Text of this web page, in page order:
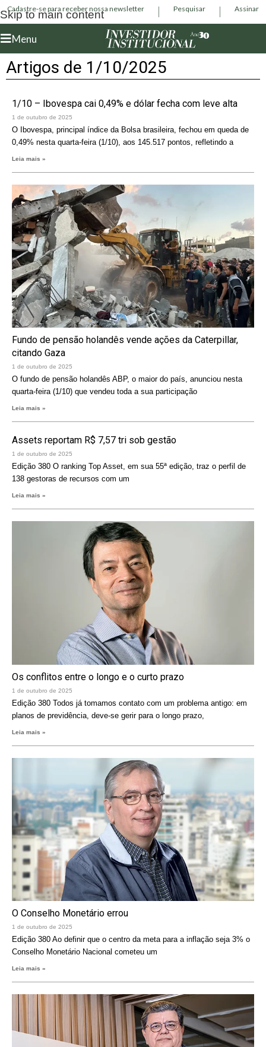
Skip to main content
Cadastre-se para receber nossa newsletter Pesquisar Assinar
Menu
Artigos de 1/10/2025
1/10 – Ibovespa cai 0,49% e dólar fecha com leve alta
1 de outubro de 2025
O Ibovespa, principal índice da Bolsa brasileira, fechou em queda de
0,49% nesta quarta-feira (1/10), aos 145.517 pontos, refletindo a
Leia mais »
Fundo de pensão holandês vende ações da Caterpillar,
citando Gaza
1 de outubro de 2025
O fundo de pensão holandês ABP, o maior do país, anunciou nesta
quarta-feira (1/10) que vendeu toda a sua participação
Leia mais »
Assets reportam R$ 7,57 tri sob gestão
1 de outubro de 2025
Edição 380 O ranking Top Asset, em sua 55ª edição, traz o perfil de
138 gestoras de recursos com um
Leia mais »
Os conflitos entre o longo e o curto prazo
1 de outubro de 2025
Edição 380 Todos já tomamos contato com um problema antigo: em
planos de previdência, deve-se gerir para o longo prazo,
Leia mais »
O Conselho Monetário errou
1 de outubro de 2025
Edição 380 Ao definir que o centro da meta para a inflação seja 3% o
Conselho Monetário Nacional cometeu um
Leia mais »